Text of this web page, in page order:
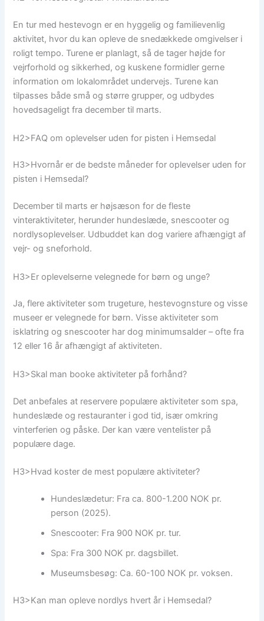
En tur med hestevogn er en hyggelig og familievenlig
aktivitet, hvor du kan opleve de snedækkede omgivelser i
roligt tempo. Turene er planlagt, så de tager højde for
vejrforhold og sikkerhed, og kuskene formidler gerne
information om lokalområdet undervejs. Turene kan
tilpasses både små og større grupper, og udbydes
hovedsageligt fra december til marts.
H2>FAQ om oplevelser uden for pisten i Hemsedal
H3>Hvornår er de bedste måneder for oplevelser uden for
pisten i Hemsedal?
December til marts er højsæson for de fleste
vinteraktiviteter, herunder hundeslæde, snescooter og
nordlysoplevelser. Udbuddet kan dog variere afhængigt af
vejr- og sneforhold.
H3>Er oplevelserne velegnede for børn og unge?
Ja, flere aktiviteter som trugeture, hestevognsture og visse
museer er velegnede for børn. Visse aktiviteter som
isklatring og snescooter har dog minimumsalder – ofte fra
12 eller 16 år afhængigt af aktiviteten.
H3>Skal man booke aktiviteter på forhånd?
Det anbefales at reservere populære aktiviteter som spa,
hundeslæde og restauranter i god tid, især omkring
vinterferien og påske. Der kan være ventelister på
populære dage.
H3>Hvad koster de mest populære aktiviteter?
Hundeslædetur: Fra ca. 800-1.200 NOK pr.
person (2025).
Snescooter: Fra 900 NOK pr. tur.
Spa: Fra 300 NOK pr. dagsbillet.
Museumsbesøg: Ca. 60-100 NOK pr. voksen.
H3>Kan man opleve nordlys hvert år i Hemsedal?